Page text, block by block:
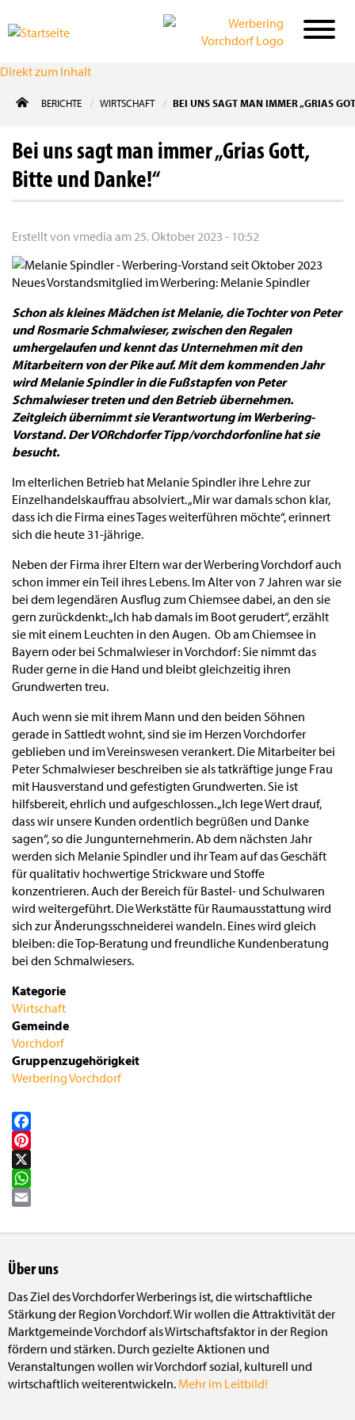
Direkt zum Inhalt
BERICHTE WIRTSCHAFT BEI UNS SAGT MAN IMMER „GRIAS
Bei uns sagt man immer „Grias Gott,
Bitte und Danke!“
Erstellt von vmedia am 25. Oktober 2023 - 10:52
Neues Vorstandsmitglied im Werbering: Melanie Spindler
Schon als kleines Mädchen ist Melanie, die Tochter von Peter
und Rosmarie Schmalwieser, zwischen den Regalen
umhergelaufen und kennt das Unternehmen mit den
Mitarbeitern von der Pike auf. Mit dem kommenden Jahr
wird Melanie Spindler in die Fußstapfen von Peter
Schmalwieser treten und den Betrieb übernehmen.
Zeitgleich übernimmt sie Verantwortung im Werbering-
Vorstand. Der VORchdorfer Tipp/vorchdorfonline hat sie
besucht.
Im elterlichen Betrieb hat Melanie Spindler ihre Lehre zur
Einzelhandelskauffrau absolviert. „Mir war damals schon klar,
dass ich die Firma eines Tages weiterführen möchte“, erinnert
sich die heute 31-jährige.
Neben der Firma ihrer Eltern war der Werbering Vorchdorf auch
schon immer ein Teil ihres Lebens. Im Alter von 7 Jahren war sie
bei dem legendären Ausflug zum Chiemsee dabei, an den sie
gern zurückdenkt: „Ich hab damals im Boot gerudert“, erzählt
sie mit einem Leuchten in den Augen. Ob am Chiemsee in
Bayern oder bei Schmalwieser in Vorchdorf: Sie nimmt das
Ruder gerne in die Hand und bleibt gleichzeitig ihren
Grundwerten treu.
Auch wenn sie mit ihrem Mann und den beiden Söhnen
gerade in Sattledt wohnt, sind sie im Herzen Vorchdorfer
geblieben und im Vereinswesen verankert. Die Mitarbeiter bei
Peter Schmalwieser beschreiben sie als tatkräftige junge Frau
mit Hausverstand und gefestigten Grundwerten. Sie ist
hilfsbereit, ehrlich und aufgeschlossen. „Ich lege Wert drauf,
dass wir unsere Kunden ordentlich begrüßen und Danke
sagen“, so die Jungunternehmerin. Ab dem nächsten Jahr
werden sich Melanie Spindler und ihr Team auf das Geschäft
für qualitativ hochwertige Strickware und Stoffe
konzentrieren. Auch der Bereich für Bastel- und Schulwaren
wird weitergeführt. Die Werkstätte für Raumausstattung wird
sich zur Änderungsschneiderei wandeln. Eines wird gleich
bleiben: die Top-Beratung und freundliche Kundenberatung
bei den Schmalwiesers.
Kategorie
Wirtschaft
Gemeinde
Vorchdorf
Gruppenzugehörigkeit
Werbering Vorchdorf
Facebook
Pinterest
X
WhatsApp
Über uns
Das Ziel des Vorchdorfer Werberings ist, die wirtschaftliche
Stärkung der Region Vorchdorf. Wir wollen die Attraktivität der
Marktgemeinde Vorchdorf als Wirtschaftsfaktor in der Region
fördern und stärken. Durch gezielte Aktionen und
Veranstaltungen wollen wir Vorchdorf sozial, kulturell und
wirtschaftlich weiterentwickeln. Mehr im Leitbild!